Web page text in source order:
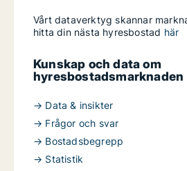
Vårt dataverktyg skannar
hitta din nästa hyresbostad här
Kunskap och data om
hyresbostadsmarknaden
→ Data & insikter
→ Frågor och svar
→ Bostadsbegrepp
→ Statistik